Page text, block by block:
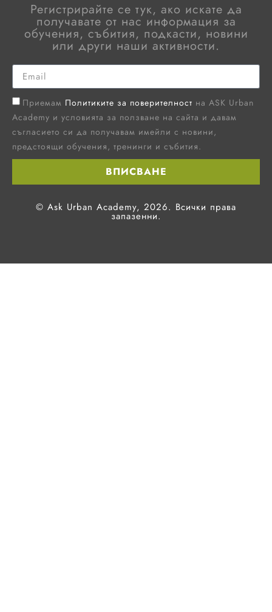
Регистрирайте се тук, ако искате да
получавате от нас информация за
обучения, събития, подкасти, новини
или други наши активности.
Приемам Политиките за поверителност на ASK Urban
Academy и условията за ползване на сайта и давам
съгласието си да получавам имейли с новини,
предстоящи обучения, тренинги и събития.
ВПИСВАНЕ
© Ask Urban Academy, 2026. Всички права
запазенни.